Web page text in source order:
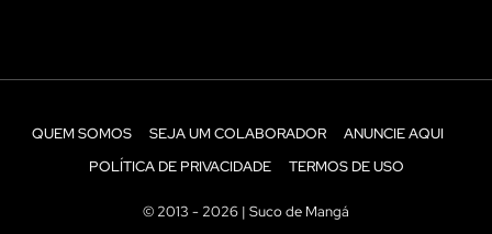
QUEM SOMOS SEJA UM COLABORADOR
ANUNCIE AQUI
POLÍTICA DE PRIVACIDADE
TERMOS DE USO
© 2013 - 2026 | Suco de Mangá